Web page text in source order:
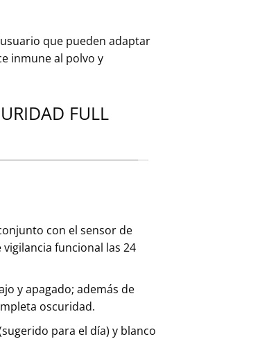
que pueden adaptar
inmune al polvo y
FULL
con el sensor de
funcional las 24
y apagado; además de
oscuridad.
para el día) y blanco